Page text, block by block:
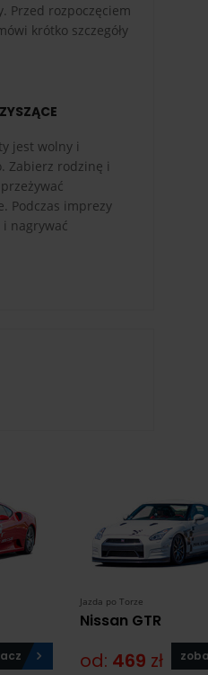
Przed rozpoczęciem
krótko szczegóły
jest wolny i
Zabierz rodzinę i
Podczas imprezy
nagrywać
Jazda po Torze
Nissan GTR
od: 469 zł